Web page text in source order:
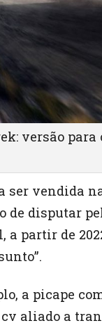
versão
ser vendida
de disputar
a partir de
a picape
cv aliado a